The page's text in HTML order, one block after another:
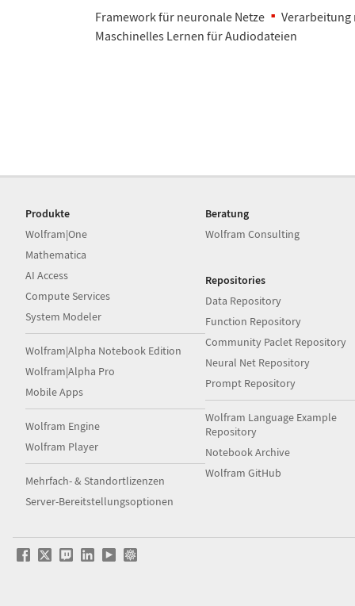
Framework für neuronale Netze
Verarbeitung
Maschinelles Lernen für Audiodateien
Produkte
Wolfram|One
Mathematica
AI Access
Compute Services
System Modeler
Wolfram|Alpha Notebook Edition
Wolfram|Alpha Pro
Mobile Apps
Wolfram Engine
Wolfram Player
Mehrfach- & Standortlizenzen
Server-Bereitstellungsoptionen
Beratung
Wolfram Consulting
Repositories
Data Repository
Function Repository
Community Paclet Repository
Neural Net Repository
Prompt Repository
Wolfram Language Example
Repository
Notebook Archive
Wolfram GitHub